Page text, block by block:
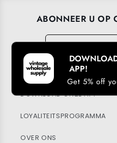
ABONNEER U OP
E-mail
DOWNLOAD ONZE APP
LOYALITEITSPROGRAMMA
OVER ONS
APP!
Get 5% off